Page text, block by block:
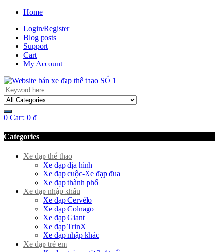
Home
Login/Register
Blog posts
Support
Cart
My Account
0 Cart: 0 ₫
Categories
Xe đạp thể thao
Xe đạp địa hình
Xe đạp cuộc-Xe đạp đua
Xe đạp thành phố
Xe đạp nhập khẩu
Xe đạp Cervélo
Xe đạp Colnago
Xe đạp Giant
Xe đạp TrinX
Xe đạp nhập khác
Xe đạp trẻ em